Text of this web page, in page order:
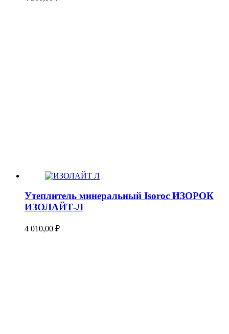
Утеплитель минеральный Isoroc ИЗОРОК
ИЗОЛАЙТ-Л
4 010,00 ₽